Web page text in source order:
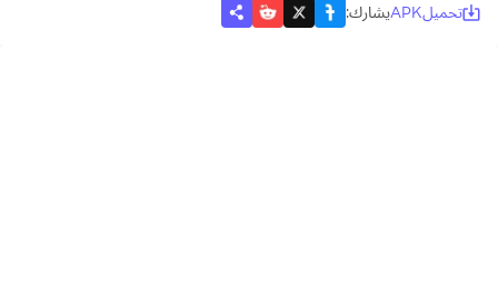
تحميلAPK يشارك: